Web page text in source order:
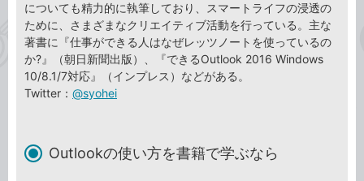
についても精力的に執筆しており、スマートライフの浸透の
ために、さまざまなクリエイティブ活動を行っている。主な
著書に『仕事ができる人はなぜレッツノートを使っているの
か?』（朝日新聞出版）、『できるOutlook 2016 Windows
10/8.1/7対応』（インプレス）などがある。
Twitter： @syohei
Outlookの使い方を書籍で学ぶなら